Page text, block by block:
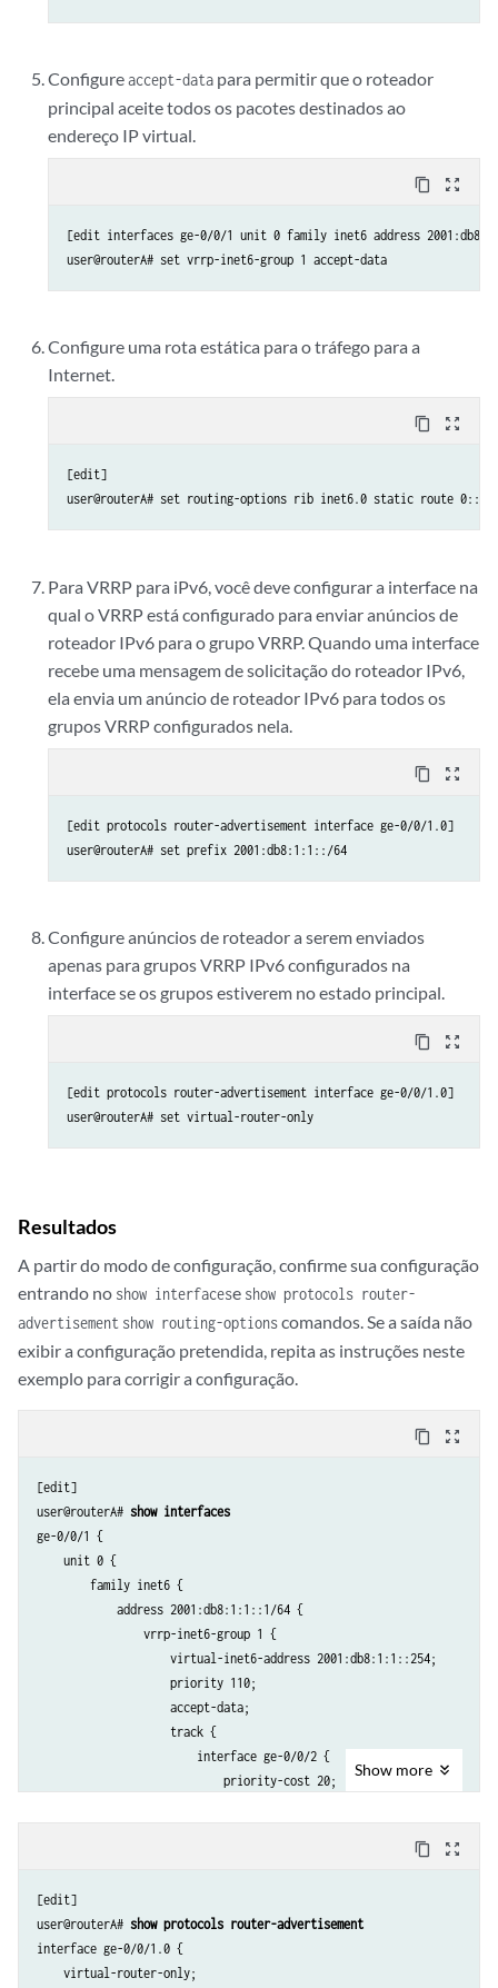
Configureaccept-data para permitir que o roteador
principal aceite todos os pacotes destinados ao
endereço IP virtual.
content_copy zoom_out_map
[edit interfaces ge-0/0/1 unit 0 family inet6 address
Configure uma rota estática para o tráfego para a
Internet.
content_copy zoom_out_map
[edit]
Para VRRP para iPv6, você deve configurar a interface na
qual o VRRP está configurado para enviar anúncios de
roteador IPv6 para o grupo VRRP. Quando uma interface
recebe uma mensagem de solicitação do roteador IPv6,
ela envia um anúncio de roteador IPv6 para todos os
grupos VRRP configurados nela.
content_copy zoom_out_map
[edit protocols router-advertisement interface ge-0/0/1.0]
Configure anúncios de roteador a serem enviados
apenas para grupos VRRP IPv6 configurados na
interface se os grupos estiverem no estado principal.
content_copy zoom_out_map
[edit protocols router-advertisement interface ge-0/0/1.0]
Resultados
A partir do modo de configuração, confirme sua configuração
entrando no show interfacese show protocols router-
advertisement show routing-optionscomandos. Se a saída não
exibir a configuração pretendida, repita as instruções neste
exemplo para corrigir a configuração.
content_copy zoom_out_map
[edit]
user@routerA# show interfaces
ge-0/0/1 {
    unit 0 {
        family inet6 {
            address 2001:db8:1:1::1/64 {
                vrrp-inet6-group 1 {
                    virtual-inet6-address 2001:db8:1:1::254;
                    priority 110;
                    accept-data;
                    track {
                        interface ge-0/0/2 {
                            priority-cost 20;
        }
    }
}
ge-0/0/2 {
Show more
content_copy zoom_out_map
[edit]
user@routerA# show protocols router-advertisement
interface ge-0/0/1.0 {
    virtual-router-only;